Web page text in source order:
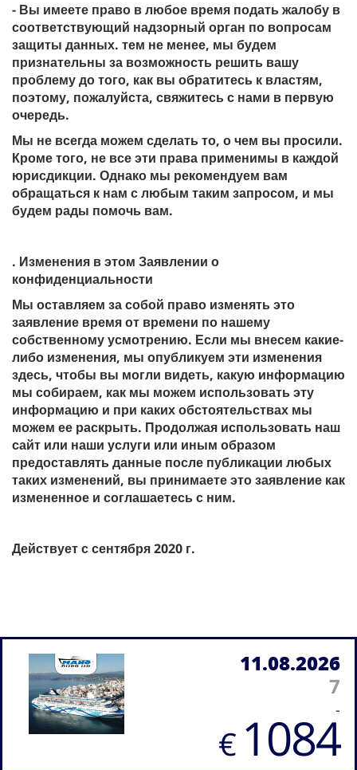
- Вы имеете право в любое время подать жалобу в
соответствующий надзорный орган по вопросам
защиты данных. тем не менее, мы будем
признательны за возможность решить вашу
проблему до того, как вы обратитесь к властям,
поэтому, пожалуйста, свяжитесь с нами в первую
очередь.
Мы не всегда можем сделать то, о чем вы просили.
Кроме того, не все эти права применимы в каждой
юрисдикции. Однако мы рекомендуем вам
обращаться к нам с любым таким запросом, и мы
будем рады помочь вам.
. Изменения в этом Заявлении о
конфиденциальности
Мы оставляем за собой право изменять это
заявление время от времени по нашему
собственному усмотрению. Если мы внесем какие-
либо изменения, мы опубликуем эти изменения
здесь, чтобы вы могли видеть, какую информацию
мы собираем, как мы можем использовать эту
информацию и при каких обстоятельствах мы
можем ее раскрыть. Продолжая использовать наш
сайт или наши услуги или иным образом
предоставлять данные после публикации любых
таких изменений, вы принимаете это заявление как
измененное и соглашаетесь с ним.
Действует с сентября 2020 г.
11.08.2026
7
-
€ 1084